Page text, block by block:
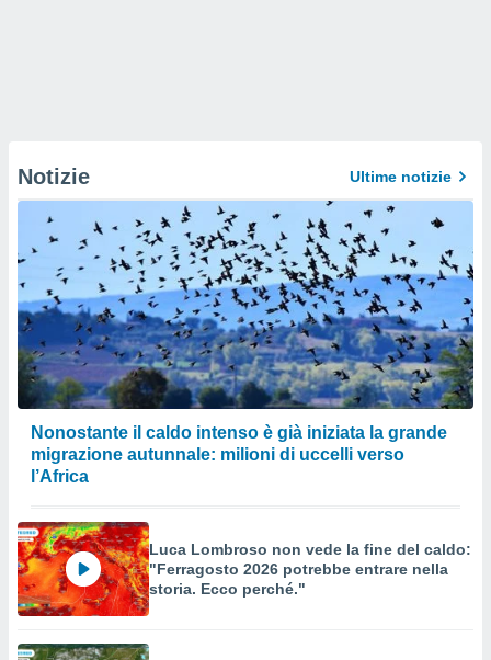
Notizie Ultime notizie
Nonostante il caldo intenso è già iniziata la grande
migrazione autunnale: milioni di uccelli verso
l’Africa
Luca Lombroso non vede la fine del caldo:
"Ferragosto 2026 potrebbe entrare nella
storia. Ecco perché."